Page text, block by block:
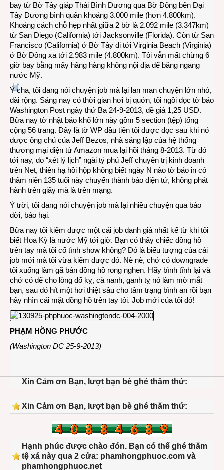
bay từ Bờ Tây giáp Thái Bình Dương qua Bờ Đông bên Đại
Tây Dương bình quân khoảng 3.000 mile (hơn 4.800km).
Khoảng cách chỗ hẹp nhất giữa 2 bờ là 2.092 mile (3.347km)
từ San Diego (California) tới Jacksonville (Florida). Còn từ San
Francisco (California) ở Bờ Tây đi tới Virginia Beach (Virginia)
ở Bờ Đông xa tới 2.983 mile (4.800km). Tôi vẫn mất chừng 6
giờ bay bằng mấy hãng hàng không nội địa để băng ngang
nước Mỹ.
Ý cha, tôi đang nói chuyện job mà lại lan man chuyện lớn nhỏ,
dài rộng. Sáng nay có thời gian hơi bị quởn, tôi ngồi đọc tờ báo
Washington Post ngày thứ Ba 24-9-2013, đề giá 1,25 USD.
Bữa nay tờ nhật báo khổ lớn này gồm 5 section (tệp) tổng
cộng 56 trang. Đây là tờ WP đầu tiên tôi được đọc sau khi nó
được ông chủ của Jeff Bezos, nhà sáng lập của hệ thống
thương mại điện tử Amazon mua lại hồi tháng 8-2013. Từ đó
tới nay, do “xét lý lịch” ngài tỷ phú Jeff chuyên trị kinh doanh
trên Net, thiên hạ hồi hộp không biết ngày N nào tờ báo in có
thâm niên 135 tuổi này chuyển thành báo điện tử, không phát
hành trên giấy mà là trên mạng.
Ý trời, tôi đang nói chuyện job mà lại nhiều chuyện qua báo
đời, báo hại.
Bữa nay tôi kiếm được một cái job danh giá nhất kể từ khi tôi
biết Hoa Kỳ là nước Mỹ tới giờ. Bạn có thấy chiếc đồng hồ
trên tay mà tôi cố tình show không? Đó là biểu tượng của cái
job mới mà tôi vừa kiếm được đó. Nè nè, chớ có downgrade
tôi xuống làm gã bán đồng hồ rong nghen. Hãy bình tĩnh lại và
chớ có để cho lòng đố kỵ, cà nanh, ganh tỵ nó làm mờ mắt
bạn, sau đó hít một hơi thiệt sâu cho tâm trạng bình an rồi bạn
hãy nhìn cái mặt đồng hồ trên tay tôi. Job mới của tôi đó!
PHẠM HỒNG PHƯỚC
(Washington DC 25-9-2013)
Xin Cảm ơn Bạn, lượt bạn bè ghé thăm thứ:
Xin Cảm ơn Bạn, lượt bạn bè ghé thăm thứ:
Hạnh phúc được chào đón. Bạn có thể ghé thăm
tệ xá này qua 2 cửa: phamhongphuoc.com và
phamhongphuoc.net